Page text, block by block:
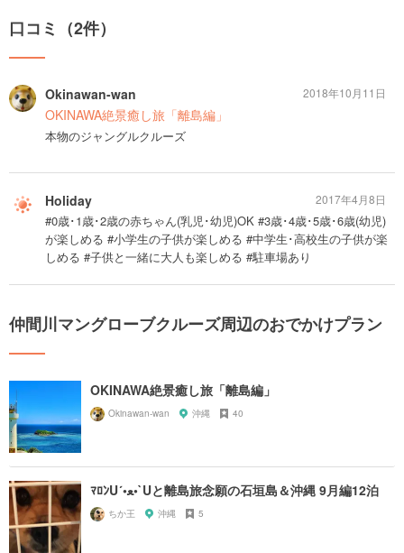
口コミ（2件）
Okinawan-wan
OKINAWA絶景癒し旅「離島編」
本物のジャングルクルーズ
2018年10月11日
Holiday
#0歳･1歳･2歳の赤ちゃん(乳児･幼児)OK #3歳･4歳･5歳･6歳(幼児)
が楽しめる #小学生の子供が楽しめる #中学生･高校生の子供が楽
しめる #子供と一緒に大人も楽しめる #駐車場あり
2017年4月8日
仲間川マングローブクルーズ周辺のおでかけプラン
OKINAWA絶景癒し旅「離島編」
Okinawan-wan 沖縄 40
ﾏﾛﾝU´•ﻌ•`Uと離島旅念願の石垣島＆沖縄 9月編12泊
ちか王 沖縄 5